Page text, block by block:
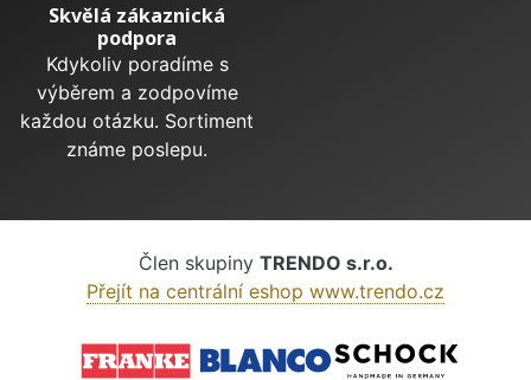
Skvělá zákaznická
podpora
Kdykoliv poradíme s
výběrem a zodpovíme
každou otázku. Sortiment
známe poslepu.
Člen skupiny TRENDO s.r.o.
Přejít na centrální eshop www.trendo.cz